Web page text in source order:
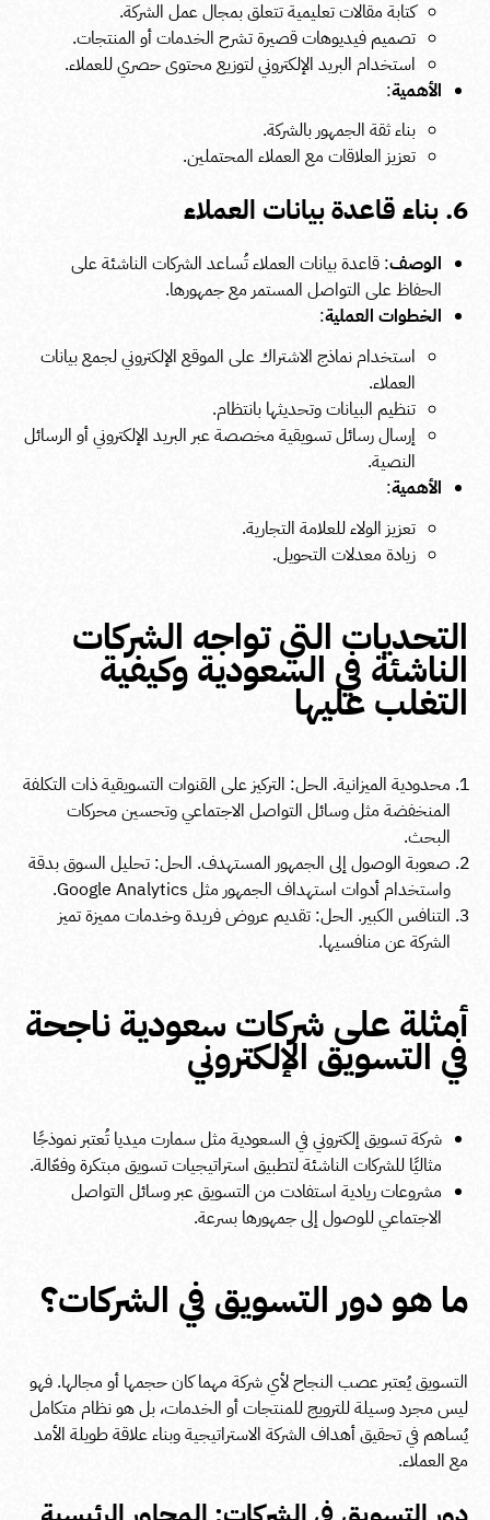
كتابة مقالات تعليمية تتعلق بمجال عمل الشركة.
تصميم فيديوهات قصيرة تشرح الخدمات أو المنتجات.
استخدام البريد الإلكتروني لتوزيع محتوى حصري للعملاء.
الأهمية:
بناء ثقة الجمهور بالشركة.
تعزيز العلاقات مع العملاء المحتملين.
6. بناء قاعدة بيانات العملاء
الوصف: قاعدة بيانات العملاء تُساعد الشركات الناشئة على
الحفاظ على التواصل المستمر مع جمهورها.
الخطوات العملية:
استخدام نماذج الاشتراك على الموقع الإلكتروني لجمع بيانات
العملاء.
تنظيم البيانات وتحديثها بانتظام.
إرسال رسائل تسويقية مخصصة عبر البريد الإلكتروني أو الرسائل
النصية.
الأهمية:
تعزيز الولاء للعلامة التجارية.
زيادة معدلات التحويل.
التحديات التي تواجه الشركات
الناشئة في السعودية وكيفية
التغلب عليها
محدودية الميزانية. الحل: التركيز على القنوات التسويقية ذات التكلفة
المنخفضة مثل وسائل التواصل الاجتماعي وتحسين محركات
البحث.
صعوبة الوصول إلى الجمهور المستهدف. الحل: تحليل السوق بدقة
واستخدام أدوات استهداف الجمهور مثل Google Analytics.
التنافس الكبير. الحل: تقديم عروض فريدة وخدمات مميزة تميز
الشركة عن منافسيها.
أمثلة على شركات سعودية ناجحة
في التسويق الإلكتروني
شركة تسويق إلكتروني في السعودية مثل سمارت ميديا تُعتبر نموذجًا
مثاليًا للشركات الناشئة لتطبيق استراتيجيات تسويق مبتكرة وفعّالة.
مشروعات ريادية استفادت من التسويق عبر وسائل التواصل
الاجتماعي للوصول إلى جمهورها بسرعة.
ما هو دور التسويق في الشركات؟
التسويق يُعتبر عصب النجاح لأي شركة مهما كان حجمها أو مجالها. فهو
ليس مجرد وسيلة للترويج للمنتجات أو الخدمات، بل هو نظام متكامل
يُساهم في تحقيق أهداف الشركة الاستراتيجية وبناء علاقة طويلة الأمد
مع العملاء.